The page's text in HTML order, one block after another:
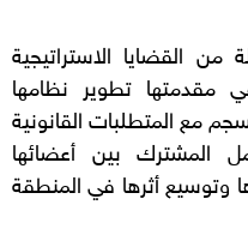
القضايا الاستراتيجية
مقدمتها تطوير نظامها
مع المتطلبات القانونية
المشترك بين أعضائها
وتوسيع أثرها في المنطقة